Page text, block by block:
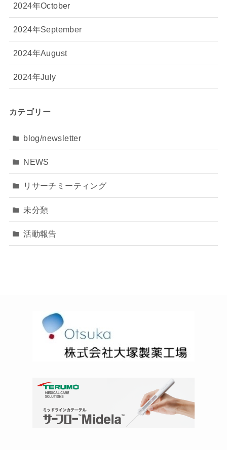
2024年October
2024年September
2024年August
2024年July
カテゴリー
blog/newsletter
NEWS
リサーチミーティング
未分類
活動報告